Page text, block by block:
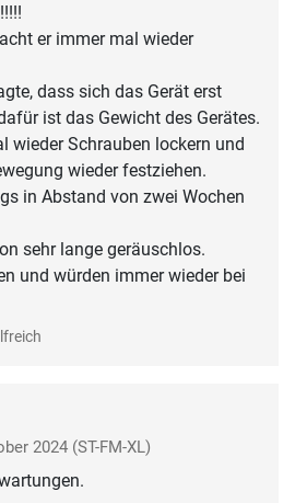
er immer mal wieder
dass sich das Gerät erst
ist das Gewicht des Gerätes.
wieder Schrauben lockern und
wieder festziehen.
in Abstand von zwei Wochen
sehr lange geräuschlos.
und würden immer wieder bei
2024 (ST-FM-XL)